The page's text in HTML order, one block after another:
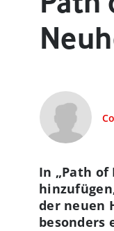
In „Path
der neuen
besonders